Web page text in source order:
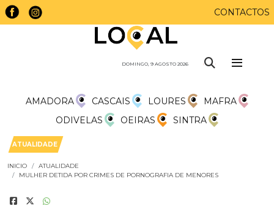
CONTACTOS
DOMINGO, 9 AGOSTO 2026
AMADORA CASCAIS LOURES
MAFRA
ODIVELAS
OEIRAS SINTRA
ATUALIDADE
INICIO
ATUALIDADE
MULHER DETIDA POR CRIMES DE PORNOGRAFIA DE MENORES